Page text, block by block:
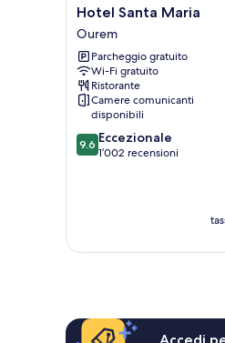
Hotel
Santa
Maria
Ourem
Hotel Santa Maria
Ourem
Parcheggio gratuito
Wi-Fi gratuito
Ristorante
Camere comunicanti
disponibili
9.6
su
9.6 Eccezionale
1’002 recensioni
Accedi